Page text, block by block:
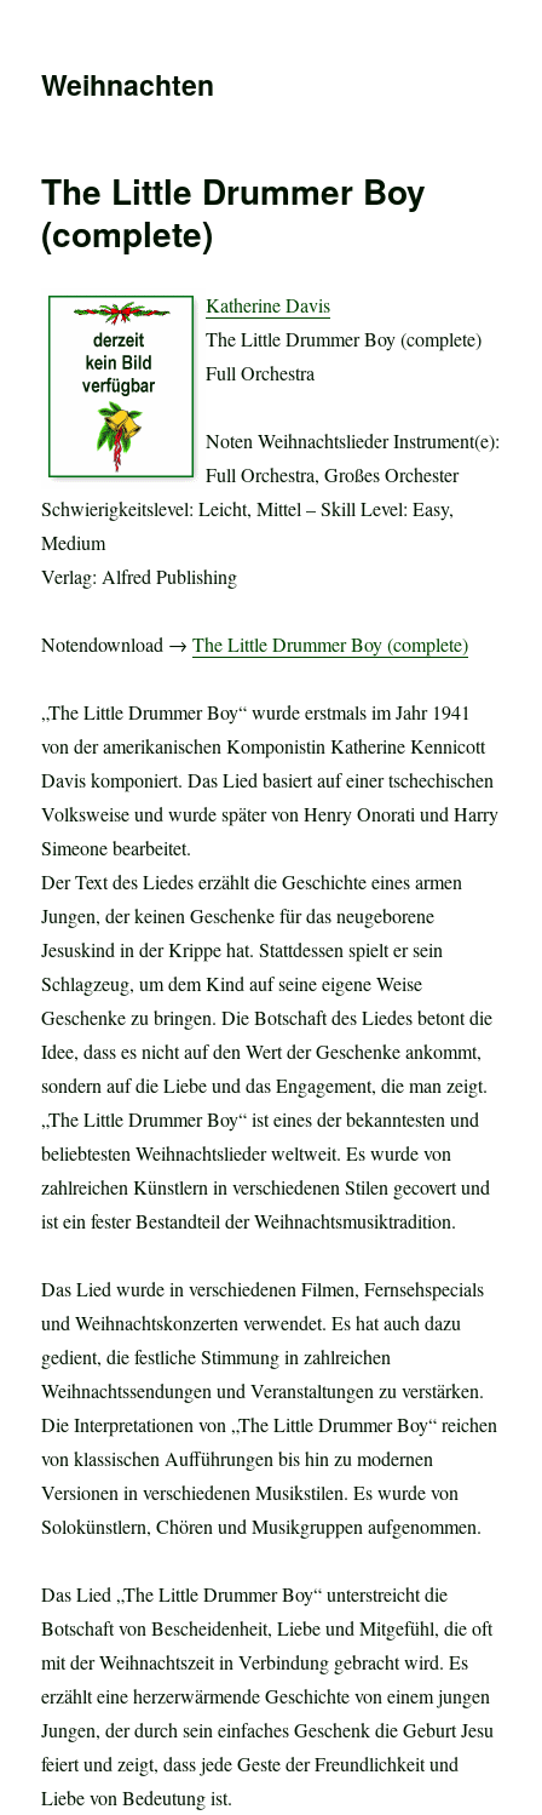
Weihnachten
The Little Drummer Boy
(complete)
Katherine Davis
The Little Drummer Boy (complete)
Full Orchestra
Noten Weihnachtslieder Instrument(e):
Full Orchestra, Großes Orchester
Schwierigkeitslevel: Leicht, Mittel – Skill Level: Easy,
Medium
Verlag: Alfred Publishing
Notendownload →The Little Drummer Boy (complete)
„The Little Drummer Boy“ wurde erstmals im Jahr 1941
von der amerikanischen Komponistin Katherine Kennicott
Davis komponiert. Das Lied basiert auf einer tschechischen
Volksweise und wurde später von Henry Onorati und Harry
Simeone bearbeitet.
Der Text des Liedes erzählt die Geschichte eines armen
Jungen, der keinen Geschenke für das neugeborene
Jesuskind in der Krippe hat. Stattdessen spielt er sein
Schlagzeug, um dem Kind auf seine eigene Weise
Geschenke zu bringen. Die Botschaft des Liedes betont die
Idee, dass es nicht auf den Wert der Geschenke ankommt,
sondern auf die Liebe und das Engagement, die man zeigt.
„The Little Drummer Boy“ ist eines der bekanntesten und
beliebtesten Weihnachtslieder weltweit. Es wurde von
zahlreichen Künstlern in verschiedenen Stilen gecovert und
ist ein fester Bestandteil der Weihnachtsmusiktradition.
Das Lied wurde in verschiedenen Filmen, Fernsehspecials
und Weihnachtskonzerten verwendet. Es hat auch dazu
gedient, die festliche Stimmung in zahlreichen
Weihnachtssendungen und Veranstaltungen zu verstärken.
Die Interpretationen von „The Little Drummer Boy“ reichen
von klassischen Aufführungen bis hin zu modernen
Versionen in verschiedenen Musikstilen. Es wurde von
Solokünstlern, Chören und Musikgruppen aufgenommen.
Das Lied „The Little Drummer Boy“ unterstreicht die
Botschaft von Bescheidenheit, Liebe und Mitgefühl, die oft
mit der Weihnachtszeit in Verbindung gebracht wird. Es
erzählt eine herzerwärmende Geschichte von einem jungen
Jungen, der durch sein einfaches Geschenk die Geburt Jesu
feiert und zeigt, dass jede Geste der Freundlichkeit und
Liebe von Bedeutung ist.